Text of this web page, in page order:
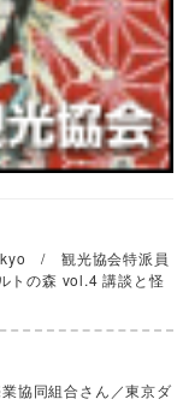
/ 観光協会特派員
の森 vol.4 講談と怪
協同組合さん／東京ダ